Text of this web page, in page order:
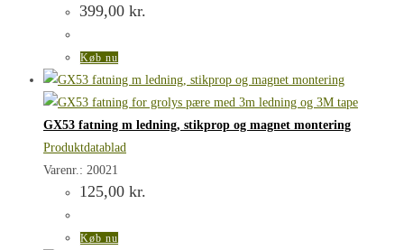
399,00 kr.
Køb nu
GX53 fatning m ledning, stikprop og magnet montering
Produktdatablad
Varenr.: 20021
125,00 kr.
Køb nu